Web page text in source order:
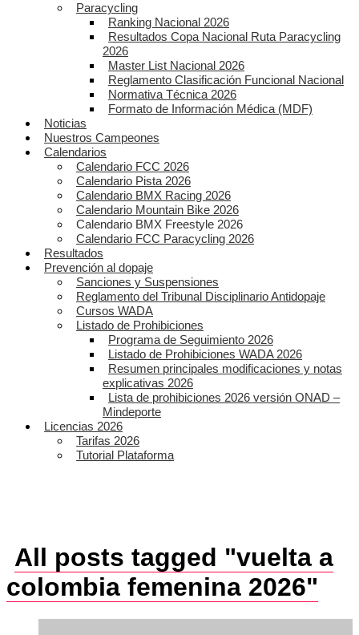
Paracycling
Ranking Nacional 2026
Resultados Copa Nacional Ruta Paracycling
2026
Master List Nacional 2026
Reglamento Clasificación Funcional Nacional
Normativa Técnica 2026
Formato de Información Médica (MDF)
Noticias
Nuestros Campeones
Calendarios
Calendario FCC 2026
Calendario Pista 2026
Calendario BMX Racing 2026
Calendario Mountain Bike 2026
Calendario BMX Freestyle 2026
Calendario FCC Paracycling 2026
Resultados
Prevención al dopaje
Sanciones y Suspensiones
Reglamento del Tribunal Disciplinario Antidopaje
Cursos WADA
Listado de Prohibiciones
Programa de Seguimiento 2026
Listado de Prohibiciones WADA 2026
Resumen principales modificaciones y notas
explicativas 2026
Lista de prohibiciones 2026 versión ONAD –
Mindeporte
Licencias 2026
Tarifas 2026
Tutorial Plataforma
All posts tagged "vuelta a
colombia femenina 2026"